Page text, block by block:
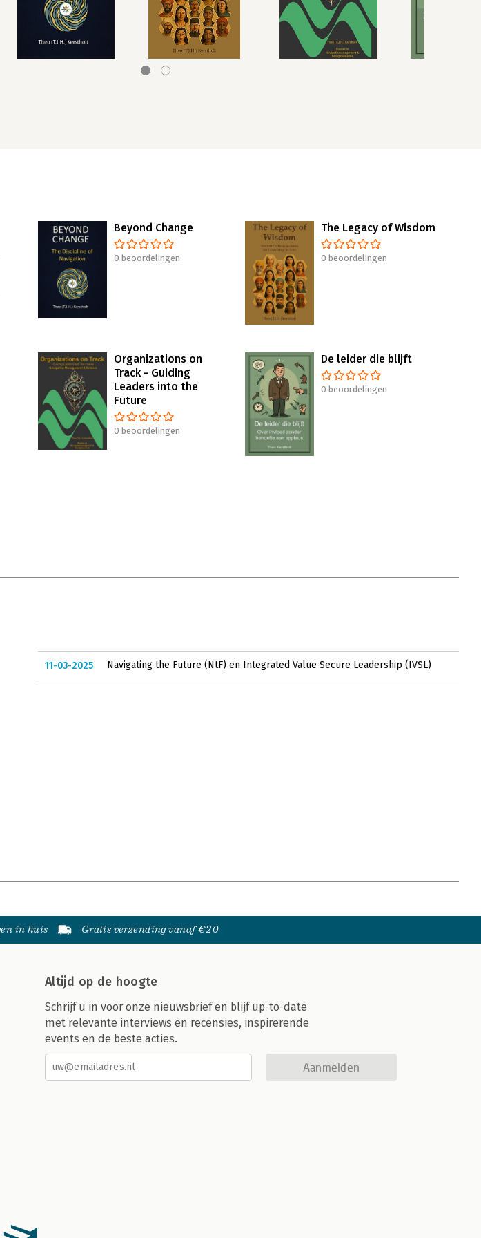
Beyond Change
0 beoordelingen
The Legacy of Wisdom
0 beoordelingen
Organizations on
Track - Guiding
Leaders into the
Future
0 beoordelingen
De leider die blijft
0 beoordelingen
11-03-2025 Navigating the Future (NtF) en Integrated Value Secure Leadership (IVSL)
in huis Gratis verzending vanaf €20
Altijd op de hoogte
Schrijf u in voor onze nieuwsbrief en blijf up-to-date
met relevante interviews en recensies, inspirerende
events en de beste acties.
Aanmelden